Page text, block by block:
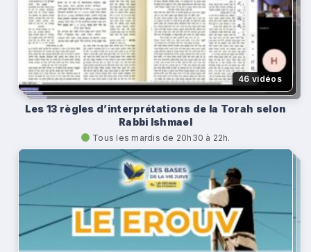
46 vidéos
Les 13 règles d’interprétations de la Torah selon
Rabbi Ishmael
Tous les mardis de 20h30 à 22h.